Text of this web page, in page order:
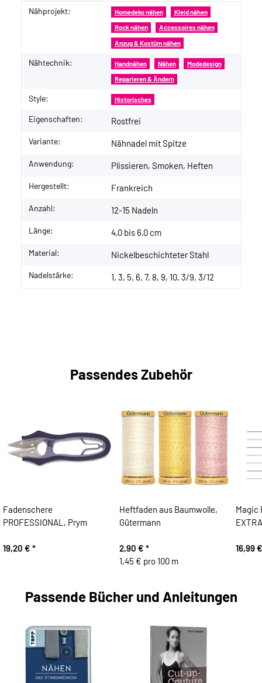
Produkteigenschaft
Wert
Nähprojekt: Homedeko nähen Kleid nähen
Rock nähen Accessoires nähen
Anzug & Kostüm nähen
Nähtechnik: Handnähen Nähen Modedesign
Reparieren & Ändern
Style: Historisches
Eigenschaften: Rostfrei
Variante: Nähnadel mit Spitze
Anwendung: Plissieren, Smoken, Heften
Hergestellt: Frankreich
Anzahl: 12-15 Nadeln
Länge: 4,0 bis 6,0 cm
Material: Nickelbeschichteter Stahl
Nadelstärke: 1, 3, 5, 6, 7, 8, 9, 10, 3/9, 3/12
Passendes Zubehör
Fadenschere
PROFESSIONAL, Prym
19,20 € *
Heftfaden aus Baumwolle,
Gütermann
2,90 € *
1,45 € pro 100 m
Magic
16,99
Passende Bücher und Anleitungen